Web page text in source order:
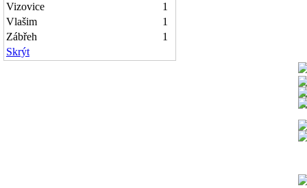
Vizovice
1
Vlašim
1
Zábřeh
1
Skrýt